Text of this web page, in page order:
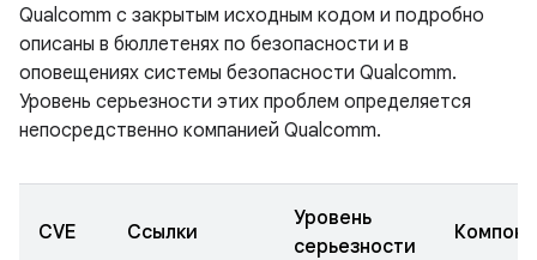
Qualcomm с закрытым исходным кодом и подробно
описаны в бюллетенях по безопасности и в
оповещениях системы безопасности Qualcomm.
Уровень серьезности этих проблем определяется
непосредственно компанией Qualcomm.
CVE Ссылки
Уровень
серьезности